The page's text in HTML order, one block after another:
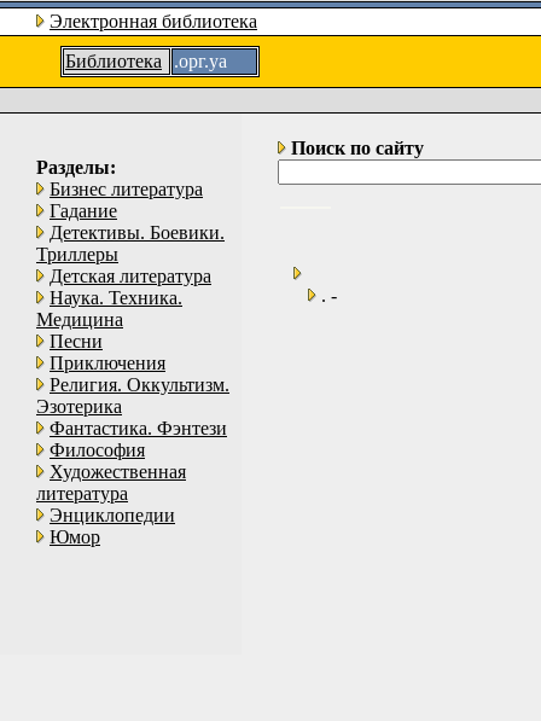
Электронная библиотека
Библиотека
.орг.уа
Разделы:
Бизнес литература
Гадание
Детективы. Боевики.
Триллеры
Детская литература
Наука. Техника.
Медицина
Песни
Приключения
Религия. Оккультизм.
Эзотерика
Фантастика. Фэнтези
Философия
Художественная
литература
Энциклопедии
Юмор
Поиск по сайту
. -